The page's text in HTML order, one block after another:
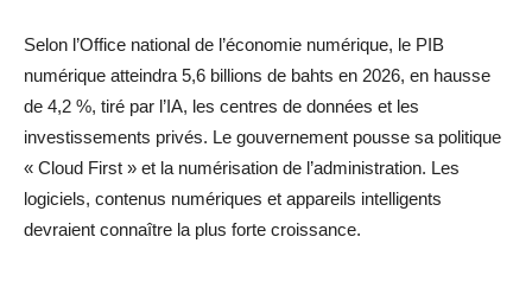
Selon l’Office national de l’économie numérique, le PIB
numérique atteindra 5,6 billions de bahts en 2026, en hausse
de 4,2 %, tiré par l’IA, les centres de données et les
investissements privés. Le gouvernement pousse sa politique
« Cloud First » et la numérisation de l’administration. Les
logiciels, contenus numériques et appareils intelligents
devraient connaître la plus forte croissance.